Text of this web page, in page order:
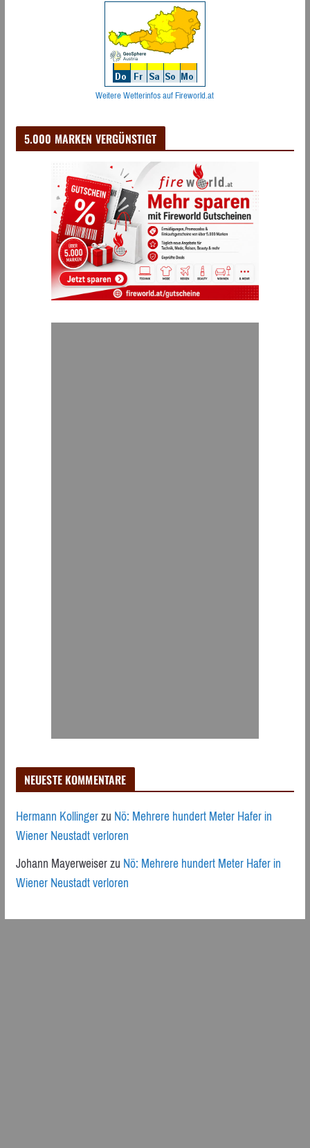
Weitere Wetterinfos auf Fireworld.at
5.000 MARKEN VERGÜNSTIGT
NEUESTE KOMMENTARE
Hermann KollingerzuNö: Mehrere hundert Meter Hafer in
Wiener Neustadt verloren
Johann MayerweiserzuNö: Mehrere hundert Meter Hafer in
Wiener Neustadt verloren